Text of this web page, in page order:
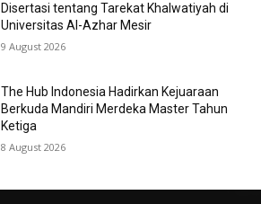
Disertasi tentang Tarekat Khalwatiyah di
Universitas Al-Azhar Mesir
9 August 2026
The Hub Indonesia Hadirkan Kejuaraan
Berkuda Mandiri Merdeka Master Tahun
Ketiga
8 August 2026